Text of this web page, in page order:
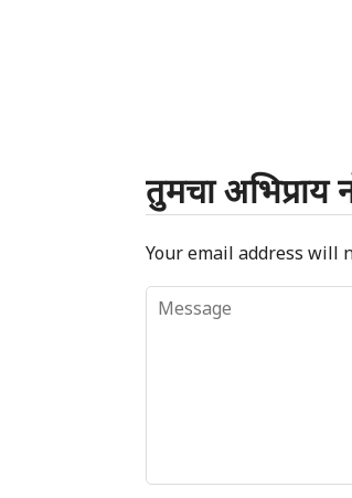
तुमचा अभिप्राय
Your email address will